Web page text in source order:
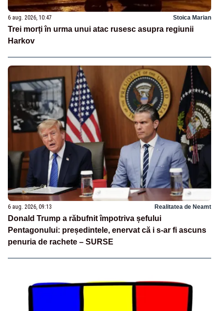
6 aug. 2026, 10:47 Stoica Marian
Trei morți în urma unui atac rusesc asupra regiunii
Harkov
6 aug. 2026, 09:13 Realitatea de Neamt
Donald Trump a răbufnit împotriva șefului
Pentagonului: președintele, enervat că i s-ar fi ascuns
penuria de rachete – SURSE